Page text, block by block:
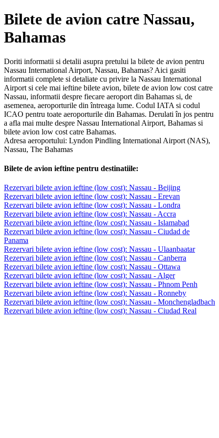
Bilete de avion catre Nassau,
Bahamas
Doriti informatii si detalii asupra pretului la bilete de avion pentru
Nassau International Airport, Nassau, Bahamas? Aici gasiti
informatii complete si detaliate cu privire la Nassau International
Airport si cele mai ieftine bilete avion, bilete de avion low cost catre
Nassau, informatii despre fiecare aeroport din Bahamas si, de
asemenea, aeroporturile din întreaga lume. Codul IATA si codul
ICAO pentru toate aeroporturile din Bahamas. Derulati în jos pentru
a afla mai multe despre Nassau International Airport, Bahamas si
bilete avion low cost catre Bahamas.
Adresa aeroportului: Lyndon Pindling International Airport (NAS),
Nassau, The Bahamas
Bilete de avion ieftine pentru destinatiile:
Rezervari bilete avion ieftine (low cost): Nassau - Beijing
Rezervari bilete avion ieftine (low cost): Nassau - Erevan
Rezervari bilete avion ieftine (low cost): Nassau - Londra
Rezervari bilete avion ieftine (low cost): Nassau - Accra
Rezervari bilete avion ieftine (low cost): Nassau - Islamabad
Rezervari bilete avion ieftine (low cost): Nassau - Ciudad de
Panama
Rezervari bilete avion ieftine (low cost): Nassau - Ulaanbaatar
Rezervari bilete avion ieftine (low cost): Nassau - Canberra
Rezervari bilete avion ieftine (low cost): Nassau - Ottawa
Rezervari bilete avion ieftine (low cost): Nassau - Alger
Rezervari bilete avion ieftine (low cost): Nassau - Phnom Penh
Rezervari bilete avion ieftine (low cost): Nassau - Ronneby
Rezervari bilete avion ieftine (low cost): Nassau - Monchengladbach
Rezervari bilete avion ieftine (low cost): Nassau - Ciudad Real